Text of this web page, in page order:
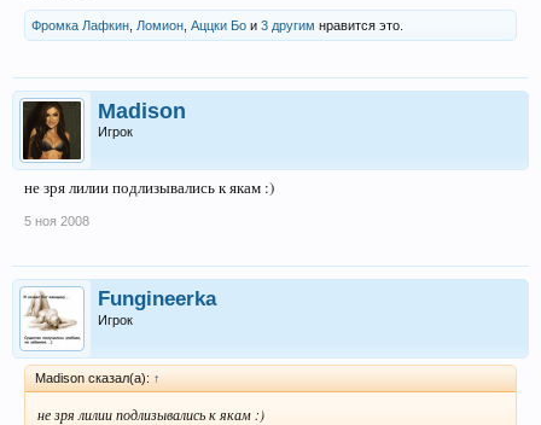
Фромка Лафкин Ломион Аццки Бо и 3 другим нравится это.
Madison
Игрок
не зря лилии подлизывались к якам :)
5 ноя 2008
Fungineerka
Игрок
Madison сказал(а): ↑
не зря лилии подлизывались к якам :)